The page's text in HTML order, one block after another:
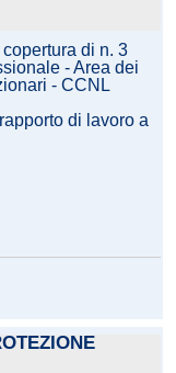
di n. 3
- Area dei
- CCNL
di lavoro a